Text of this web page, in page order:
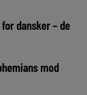
dansker – de
mod